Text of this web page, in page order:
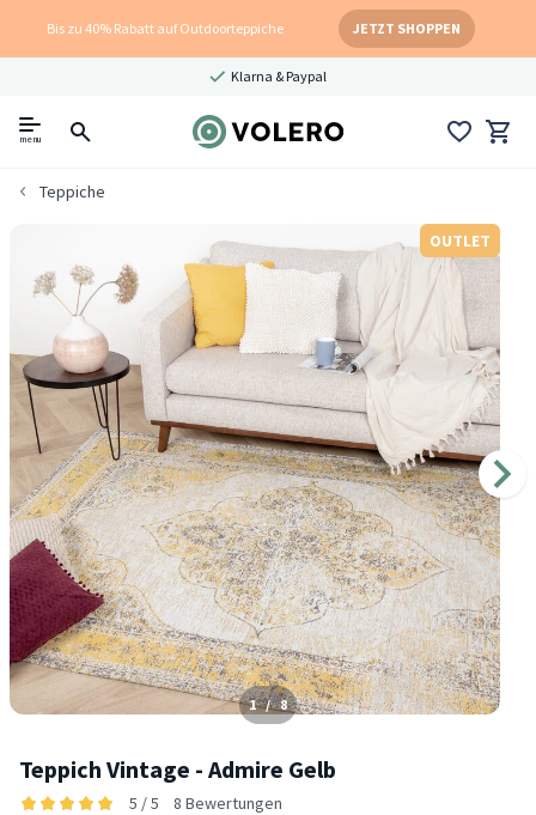
Bis zu 40% Rabatt auf Outdoorteppiche JETZT SHOPPEN
Klarna & Paypal
menu
Teppiche
OUTLET
1 / 8
Teppich Vintage - Admire Gelb
5 / 5 8 Bewertungen